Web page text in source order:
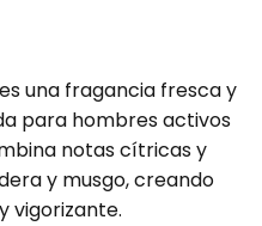
una fragancia fresca y
para hombres activos
notas cítricas y
y musgo, creando
vigorizante.